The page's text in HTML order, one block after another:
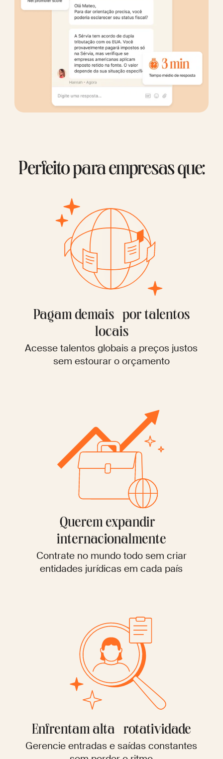
Perfeito para empresas que:
Pagam demais por talentos
locais
Acesse talentos globais a preços justos
sem estourar o orçamento
Querem expandir
internacionalmente
Contrate no mundo todo sem criar
entidades jurídicas em cada país
Enfrentam alta rotatividade
Gerencie entradas e saídas constantes